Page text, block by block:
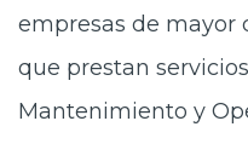
empresas de mayor
que prestan
Mantenimiento y